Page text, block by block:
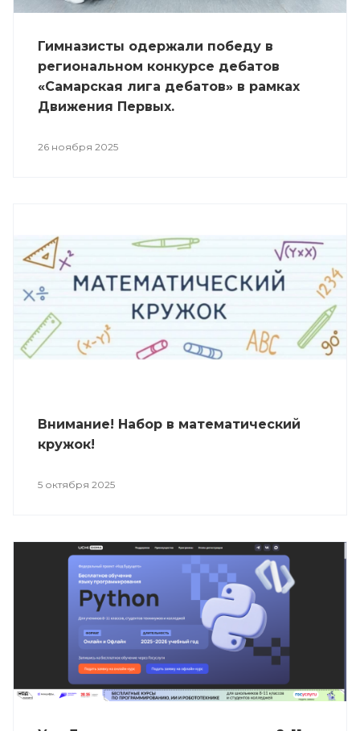
Гимназисты одержали победу в
региональном конкурсе дебатов
«Самарская лига дебатов» в рамках
Движения Первых.
26 ноября 2025
Внимание! Набор в математический
кружок!
5 октября 2025